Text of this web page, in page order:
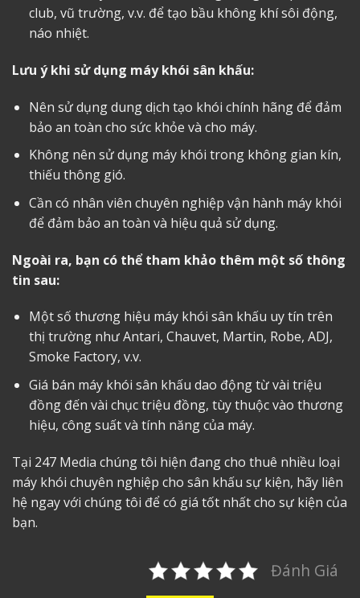
club, vũ trường, v.v. để tạo bầu không khí sôi động,
náo nhiệt.
Lưu ý khi sử dụng máy khói sân khấu:
Nên sử dụng dung dịch tạo khói chính hãng để đảm
bảo an toàn cho sức khỏe và cho máy.
Không nên sử dụng máy khói trong không gian kín,
thiếu thông gió.
Cần có nhân viên chuyên nghiệp vận hành máy khói
để đảm bảo an toàn và hiệu quả sử dụng.
Ngoài ra, bạn có thể tham khảo thêm một số thông
tin sau:
Một số thương hiệu máy khói sân khấu uy tín trên
thị trường như Antari, Chauvet, Martin, Robe, ADJ,
Smoke Factory, v.v.
Giá bán máy khói sân khấu dao động từ vài triệu
đồng đến vài chục triệu đồng, tùy thuộc vào thương
hiệu, công suất và tính năng của máy.
Tại 247 Media chúng tôi hiện đang cho thuê nhiều loại
máy khói chuyên nghiệp cho sân khấu sự kiện, hãy liên
hệ ngay với chúng tôi để có giá tốt nhất cho sự kiện của
bạn.
Đánh Giá